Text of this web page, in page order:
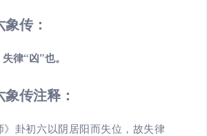
传：
律“凶”也。
传注释：
》卦初六以阴居阳而失位，故失律